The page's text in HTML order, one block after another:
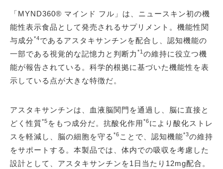
「MYND360® マインド フル」は、ニュースキン初の機
能性表示食品として発売されるサプリメント。機能性関
与成分*4であるアスタキサンチンを配合し、認知機能の
一部である視覚的な記憶力と判断力 *1 の維持に役立つ機
能が報告されている。科学的根拠に基づいた機能性を表
示している点が大きな特徴だ。
アスタキサンチンは、血液脳関門を通過し、脳に直接と
どく性質*5 をもつ成分だ。抗酸化作用*6により酸化ストレ
スを軽減し、脳の細胞を守る *6 ことで、認知機能*3の維持
をサポートする。本製品では、体内での吸収を考慮した
設計として、アスタキサンチンを1日当たり12mg配合。